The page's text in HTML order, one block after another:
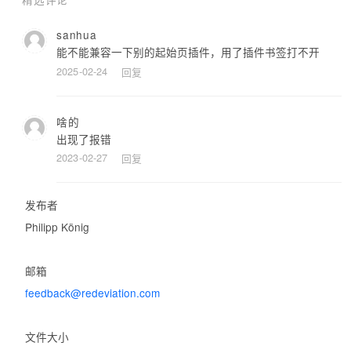
sanhua
能不能兼容一下别的起始页插件，用了插件书签打不开
2025-02-24 回复
啥的
出现了报错
2023-02-27 回复
发布者
Philipp König
邮箱
feedback@redeviation.com
文件大小